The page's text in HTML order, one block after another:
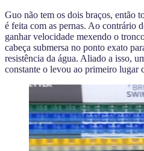
Guo não tem os dois braços, então
é feita com as pernas. Ao contrário
ganhar velocidade mexendo o
cabeça submersa no ponto exato
resistência da água. Aliado a isso,
constante o levou ao primeiro lugar